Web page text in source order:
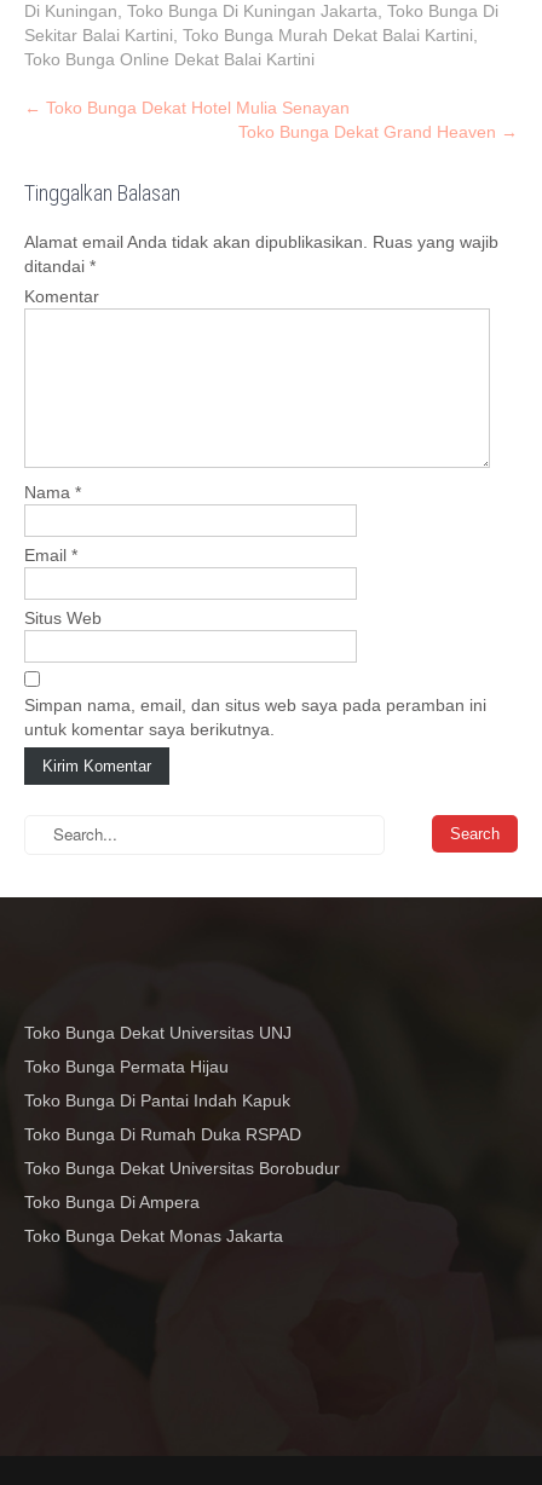
Di Kuningan, Toko Bunga Di Kuningan Jakarta, Toko Bunga Di
Sekitar Balai Kartini, Toko Bunga Murah Dekat Balai Kartini,
Toko Bunga Online Dekat Balai Kartini
P
t
n
a
v
o
n
← Toko Bunga Dekat Hotel Mulia Senayan
Toko Bunga Dekat Grand Heaven →
Tinggalkan Balasan
Alamat email Anda tidak akan dipublikasikan. Ruas yang wajib
ditandai *
Komentar
Nama *
Email *
Situs Web
Simpan nama, email, dan situs web saya pada peramban ini
untuk komentar saya berikutnya.
Toko Bunga Dekat Universitas UNJ
Toko Bunga Permata Hijau
Toko Bunga Di Pantai Indah Kapuk
Toko Bunga Di Rumah Duka RSPAD
Toko Bunga Dekat Universitas Borobudur
Toko Bunga Di Ampera
Toko Bunga Dekat Monas Jakarta